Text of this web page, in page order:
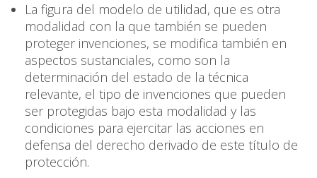
La figura del modelo de utilidad, que es otra
modalidad con la que también se pueden
proteger invenciones, se modifica también en
aspectos sustanciales, como son la
determinación del estado de la técnica
relevante, el tipo de invenciones que pueden
ser protegidas bajo esta modalidad y las
condiciones para ejercitar las acciones en
defensa del derecho derivado de este título de
protección.